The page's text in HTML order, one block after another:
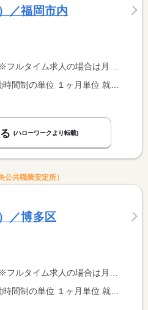
／福岡市内
換算額）、パート求人の場合は時間額を表示しています。
(ハローワークより転載)
共職業安定所）
／博多区
換算額）、パート求人の場合は時間額を表示しています。